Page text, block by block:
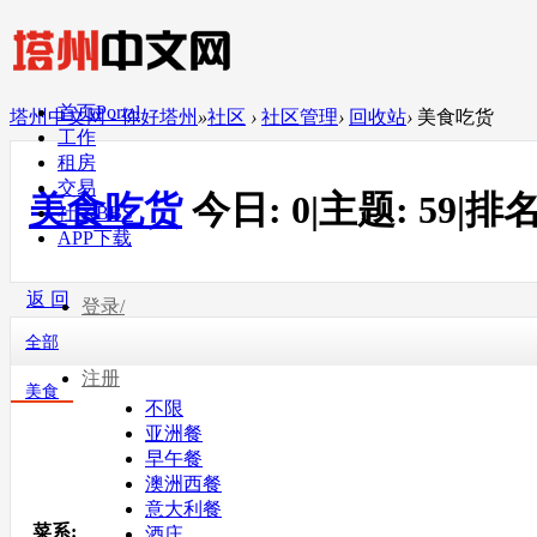
首页Portal
工作
租房
交易
社区BBS
APP下载
登录/
注册
塔州中文网 - 你好塔州 »社区 › 社区管理› 回收站› 美食吃货
美食吃货 今日: 0|主题: 59|排
返 回
全部
美食
菜系:
不限
亚洲餐
早午餐
澳洲西餐
意大利餐